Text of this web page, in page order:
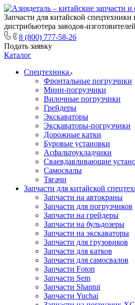
Запчасти для китайской
дистрибьютера заводов-изготовителей
8 (800) 777-58-26
Подать заявку
Каталог
Спецтехника
Фронтальные погрузчики
Мини-погрузчики
Вилочные погрузчики
Грейдеры
Экскаваторы
Экскаваторы-погрузчики
Дорожные катки
Буровые установки
Асфальтоукладчики
Сваевдавливающие
Самосвалы
Тягачи
Запчасти для китайской
Запчасти на автокраны
Запчасти для погрузчиков
Запчасти на грейдеры
Запчасти на бульдозеры
Запчасти на экскаваторы
Запчасти для грузовиков
Запчасти для катков
Запчасти для самосвалов
Запчасти Foton
Запчасти Sem
Запчасти Shantui
Запчасти Yuchai